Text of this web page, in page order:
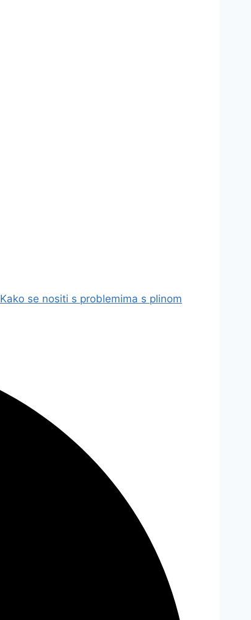
Kako se nositi s problemima s plinom